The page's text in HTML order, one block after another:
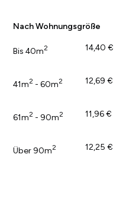
Nach Wohnungsgröße
Bis 40m2 14,40 €
41m2 - 60m2 12,69 €
61m2 - 90m2 11,96 €
Über 90m2 12,25 €